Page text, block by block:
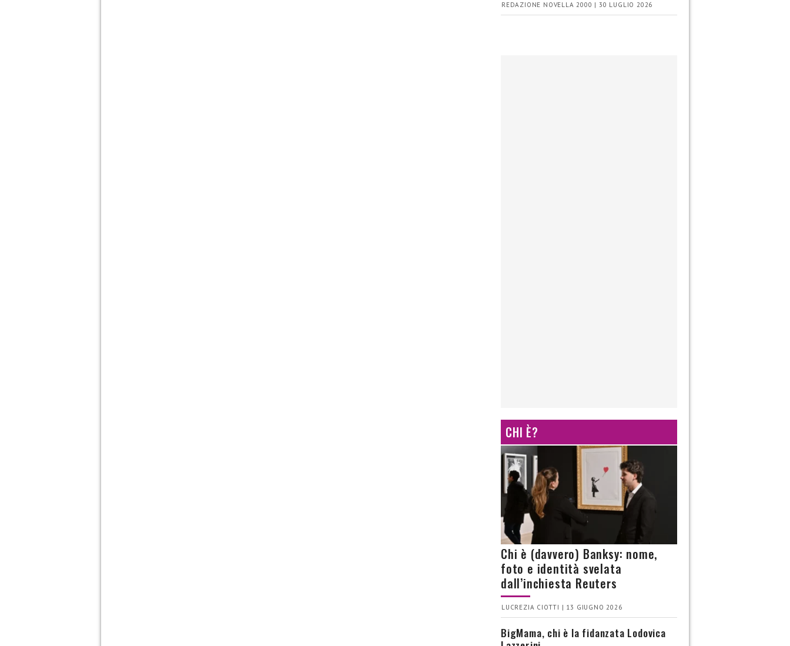
REDAZIONE NOVELLA 2000 | 30 LUGLIO 2026
CHI È?
Chi è (davvero) Banksy: nome,
foto e identità svelata
dall’inchiesta Reuters
LUCREZIA CIOTTI | 13 GIUGNO 2026
BigMama, chi è la fidanzata Lodovica